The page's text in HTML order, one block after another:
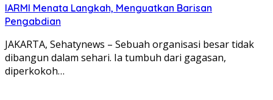
IARMI Menata Langkah, Menguatkan Barisan
Pengabdian
JAKARTA, Sehatynews – Sebuah organisasi besar tidak
dibangun dalam sehari. Ia tumbuh dari gagasan,
diperkokoh…